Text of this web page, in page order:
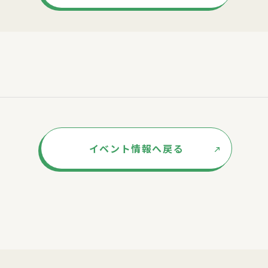
イベント情報へ戻る